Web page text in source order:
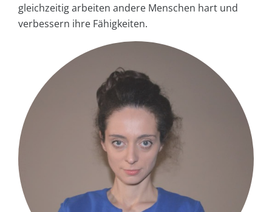
gleichzeitig arbeiten andere Menschen hart und
verbessern ihre Fähigkeiten.